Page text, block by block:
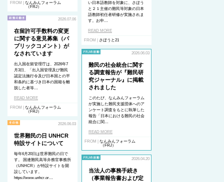
FROM | なんみんフォーラム
（FRJ）
い日本語教師を対象に、さぽう
と２１主催の難民等対象の日本
語教師初任者研修が実施されま
す。お申…
READ MORE
FROM | さぽうと21
2026.07.06
在留許可手数料の変更
に関する意見募集（パ
ブリックコメント）が
なされています
出入国在留管理庁は、2026年7
月3日、「出入国管理及び難民
認定法施行令及び日本国との平
和条約に基づき日本の国籍を離
脱した者等…
READ MORE
FROM | なんみんフォーラム
（FRJ）
2026.06.03
難民の社会統合に関す
る調査報告が『難民研
究ジャーナル』に掲載
されました
このたび、なんみんフォーラム
が実施した難民支援団体へのア
ンケート調査をもとに執筆した
報告「日本における難民の社会
統合に関…
READ MORE
FROM | なんみんフォーラム
（FRJ）
2026.06.03
世界難民の日 UNHCR
特設サイトについて
毎年6月20日は世界難民の日で
す。 国連難民高等弁務官事務所
（UNHCR）が特設サイトを開
設しています。
https://www.unhcr.or…
2026.04.20
当法人の事務手続き
（事業報告書および定